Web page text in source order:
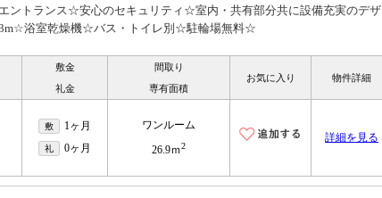
ントランス☆安心のセキュリティ☆室内・共有部分共に設備充実のデザ
浴室乾燥機☆バス・トイレ別☆駐輪場無料☆
敷金
礼金
間取り
専有面積
お気に入り 物件詳細
敷 1ヶ月
礼 0ヶ月
ワンルーム
26.9ｍ2
詳細を見る